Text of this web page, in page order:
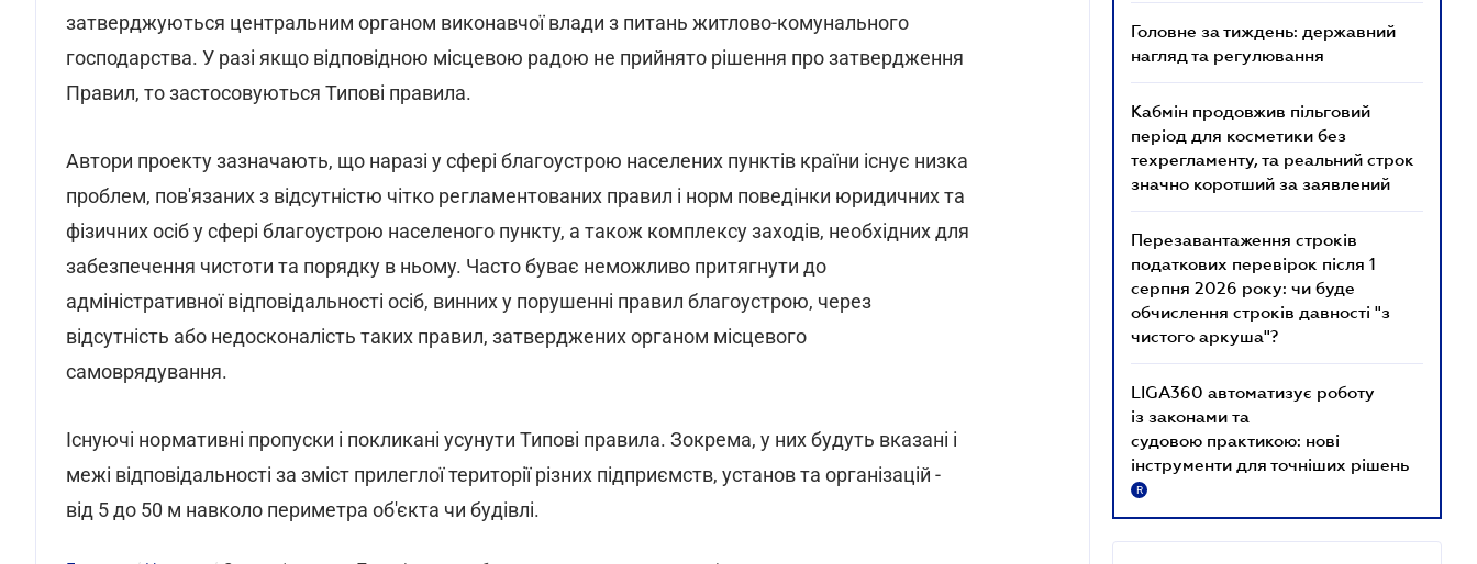
затверджуються центральним органом виконавчої влади з питань житлово-комунального
господарства. У разі якщо відповідною місцевою радою не прийнято рішення про затвердження
Правил, то застосовуються Типові правила.
Автори проекту зазначають, що наразі у сфері благоустрою населених пунктів країни існує низка
проблем, пов'язаних з відсутністю чітко регламентованих правил і норм поведінки юридичних та
фізичних осіб у сфері благоустрою населеного пункту, а також комплексу заходів, необхідних для
забезпечення чистоти та порядку в ньому. Часто буває неможливо притягнути до
адміністративної відповідальності осіб, винних у порушенні правил благоустрою, через
відсутність або недосконалість таких правил, затверджених органом місцевого
самоврядування.
Існуючі нормативні пропуски і покликані усунути Типові правила. Зокрема, у них будуть вказані і
межі відповідальності за зміст прилеглої території різних підприємств, установ та організацій -
від 5 до 50 м навколо периметра об'єкта чи будівлі.
Головне за тиждень: державний
нагляд та регулювання
Кабмін продовжив пільговий
період для косметики без
техрегламенту, та реальний строк
значно коротший за заявлений
Перезавантаження строків
податкових перевірок після 1
серпня 2026 року: чи буде
обчислення строків давності "з
чистого аркуша"?
LIGA360 автоматизує роботу
із законами та
судовою практикою: нові
інструменти для точніших рішень
R